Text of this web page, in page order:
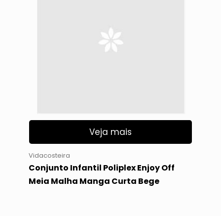
Veja mais
Vidacosteira
Conjunto Infantil Poliplex Enjoy Off
Meia Malha Manga Curta Bege